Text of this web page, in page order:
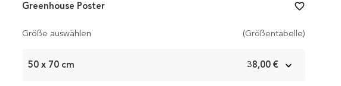
Größe auswählen (Größentabelle)
50 x 70 cm 38,00 €
Greenhouse Poster favorite_border